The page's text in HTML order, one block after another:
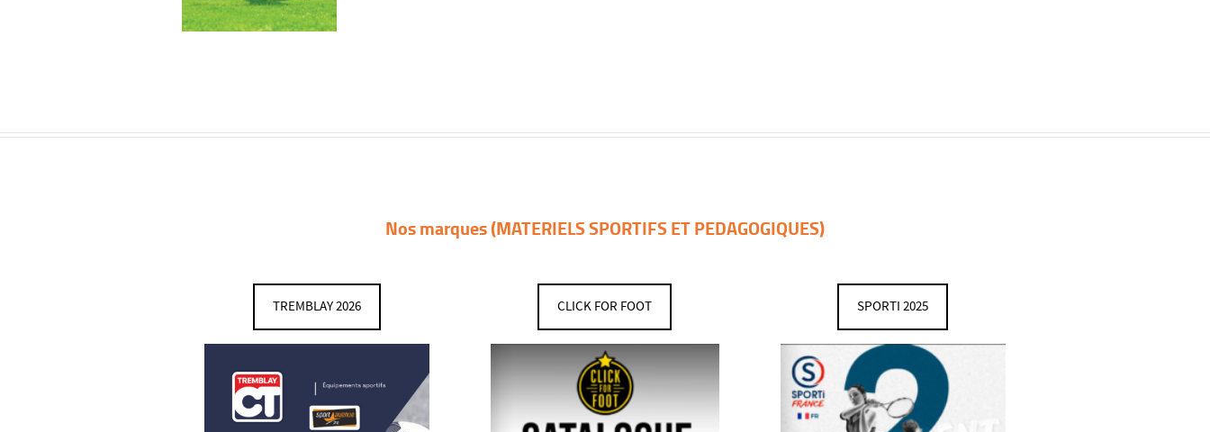
Nos marques (MATERIELS SPORTIFS ET PEDAGOGIQUES)
TREMBLAY 2026 CLICK FOR FOOT SPORTI 2025